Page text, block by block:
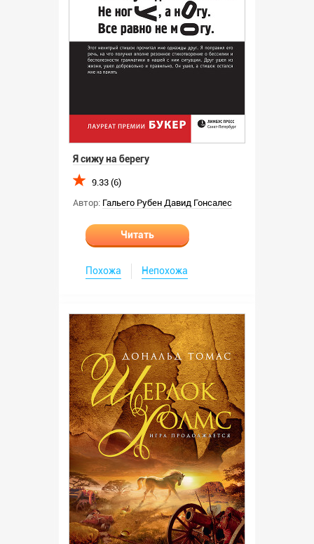
Я сижу на берегу
9.33 (6)
Автор: Гальего Рубен Давид Гонсалес
Читать
Похожа Непохожа